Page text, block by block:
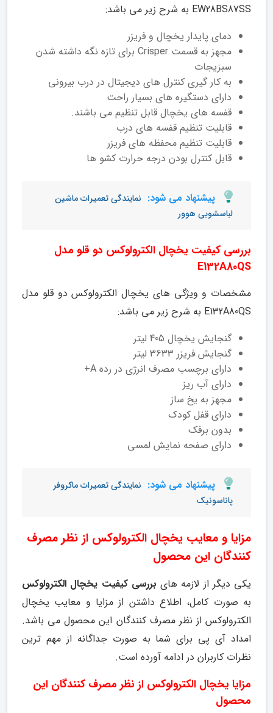
EW28BS87SS به شرح زیر می باشد:
دمای پایدار یخچال و فریزر
مجهز به قسمت Crisper برای تازه نگه داشته شدن
سبزیجات
به کار گیری کنترل های دیجیتال در درب بیرونی
دارای دستگیره های بسیار راحت
قفسه های یخچال قابل تنظیم می باشند.
قابلیت تنظیم قفسه های درب
قابلیت تنظیم محفظه های فریزر
قابل کنترل بودن درجه حرارت کشو ها
پیشنهاد می شود: نمایندگی تعمیرات ماشین
لباسشویی هوور
بررسی کیفیت یخچال الکترولوکس دو قلو مدل
E132A80QS
مشخصات و ویژگی های یخچال الکترولوکس دو قلو مدل
E132A80QS به شرح زیر می باشد:
گنجایش یخچال 405 لیتر
گنجایش فریزر 3633 لیتر
دارای برچسب مصرف انرژی در رده A+
دارای آب ریز
مجهز به یخ ساز
دارای قفل کودک
بدون برفک
دارای صفحه نمایش لمسی
پیشنهاد می شود: نمایندگی تعمیرات ماکروفر
پاناسونیک
مزایا و معایب یخچال الکترولوکس از نظر مصرف
کنندگان این محصول
یکی دیگر از لازمه های بررسی کیفیت یخچال الکترولوکس
به صورت کامل، اطلاع داشتن از مزایا و معایب یخچال
الکترولوکس از نظر مصرف کنندگان این محصول می باشد.
امداد آی پی برای شما به صورت جداگانه از مهم ترین
نظرات کاربران در ادامه آورده است.
مزایا یخچال الکترولوکس از نظر مصرف کنندگان این
محصول